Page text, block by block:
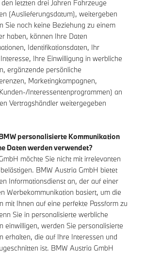
letzten drei Jahren Fahrzeuge
(Auslieferungsdatum), weitergeben
Sie noch keine Beziehung zu einem
haben, können Ihre Daten
Identifikationsdaten, Ihr
Ihre Einwilligung in werbliche
ergänzende persönliche
Marketingkampagnen,
Interessentenprogrammen) an
Vertragshändler weitergegeben
personalisierte Kommunikation
Daten werden verwendet?
möchte Sie nicht mit irrelevanten
BMW Austria GmbH bietet
Informationsdienst an, der auf einer
Werbekommunikation basiert, um die
mit Ihnen auf eine perfekte Passform zu
Sie in personalisierte werbliche
einwilligen, werden Sie personalisierte
erhalten, die auf Ihre Interessen und
ist. BMW Austria GmbH